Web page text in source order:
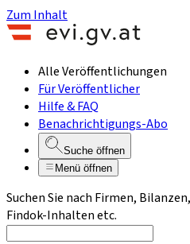
Zum Inhalt
Alle Veröffentlichungen
Für Veröffentlicher
Hilfe & FAQ
Benachrichtigungs-Abo
Suche öffnen
Menü öffnen
Suchen Sie nach Firmen,
Findok-Inhalten etc.